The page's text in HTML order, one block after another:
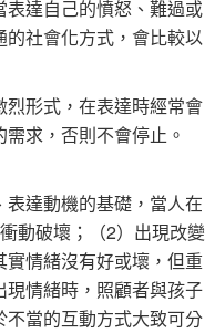
達自己的憤怒、難過或
社會化方式，會比較以
形式，在表達時經常會
求，否則不會停止。
達動機的基礎，當人在
動破壞；（2）出現改變
情緒沒有好或壞，但重
情緒時，照顧者與孩子
當的互動方式大致可分